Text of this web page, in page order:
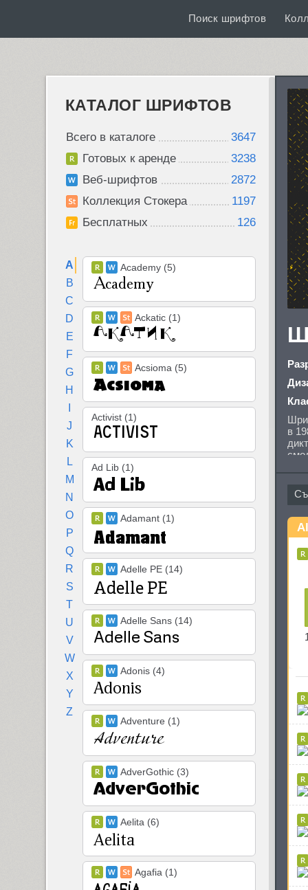
Поиск шрифтов
КАТАЛОГ ШРИФТОВ
Всего в каталоге
3647
Готовых к аренде
3238
Веб-шрифтов
2872
Коллекция Стокера
1197
Бесплатных
126
A
B
C
D
E
F
G
H
J
K
L
M
N
O
P
Q
R
S
T
U
V
W
X
Y
Z
Academy (5)
Ackatic (1)
Acsioma (5)
Activist (1)
Ad Lib (1)
Adamant (1)
Adelle PE (14)
Adelle Sans (14)
Adonis (4)
Adventure (1)
AdverGothic (3)
Aelita (6)
Agafia (1)
в